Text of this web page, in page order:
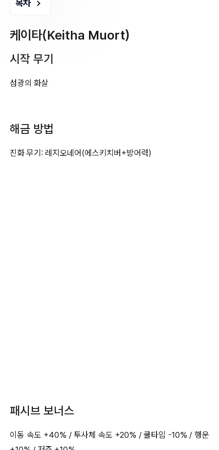
목차
케이타(Keitha Muort)
시작 무기
섬광의 화살
해금 방법
진화 무기: 레지오네어(에스키치버+방어력)
패시브 보너스
이동 속도 +40% / 투사체 속도 +20% / 쿨타임 -10% / 행운